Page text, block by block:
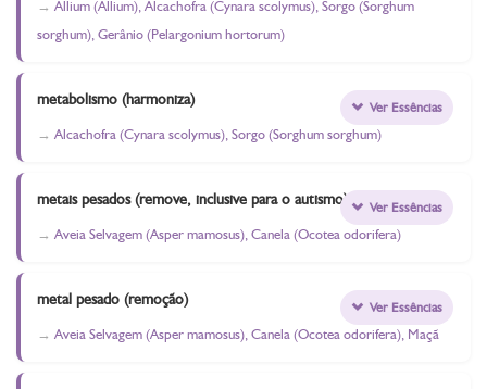
Allium (Allium), Alcachofra (Cynara scolymus), Sorgo (Sorghum
sorghum), Gerânio (Pelargonium hortorum)
metabolismo (harmoniza)
Alcachofra (Cynara scolymus), Sorgo (Sorghum sorghum)
Ver Essências
metais pesados (remove, inclusive para o autismo)
Aveia Selvagem (Asper mamosus), Canela (Ocotea odorifera)
Ver Essências
metal pesado (remoção)
Aveia Selvagem (Asper mamosus), Canela (Ocotea odorifera), Maçã
Ver Essências